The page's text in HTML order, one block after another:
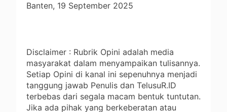
Banten, 19 September 2025
Disclaimer : Rubrik Opini adalah media
masyarakat dalam menyampaikan tulisannya.
Setiap Opini di kanal ini sepenuhnya menjadi
tanggung jawab Penulis dan TelusuR.ID
terbebas dari segala macam bentuk tuntutan.
Jika ada pihak yang berkeberatan atau